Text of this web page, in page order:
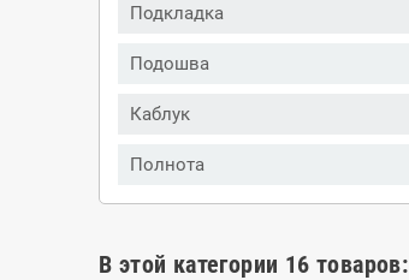
Подкладка
Подошва
Каблук
Полнота
В этой категории 16 товаров: